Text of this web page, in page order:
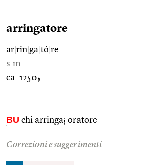
arringatore
ar rin ga tó re
s.m.
ca. 1250;
BU chi arringa; oratore
Correzioni e suggerimenti